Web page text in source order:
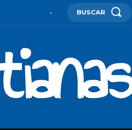
- BUSCAR